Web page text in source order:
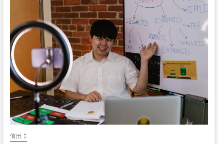
來
免
信
用
卡
趣
的
陷
阱
信用卡